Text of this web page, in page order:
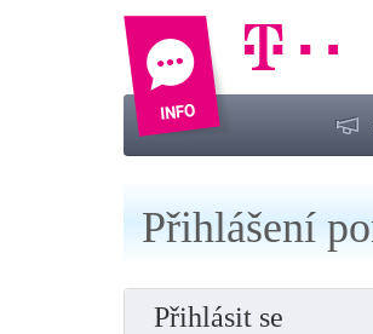
Přihlášení
Přihlásit se